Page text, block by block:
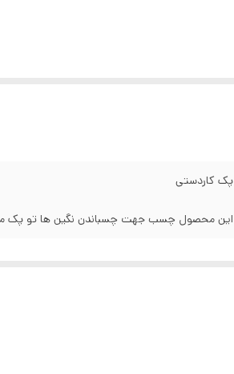
پک کاردستی
این محصول چسب جهت چسباندن نگین ها تو پک